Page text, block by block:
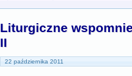
Liturgiczne
II
22 października 2011